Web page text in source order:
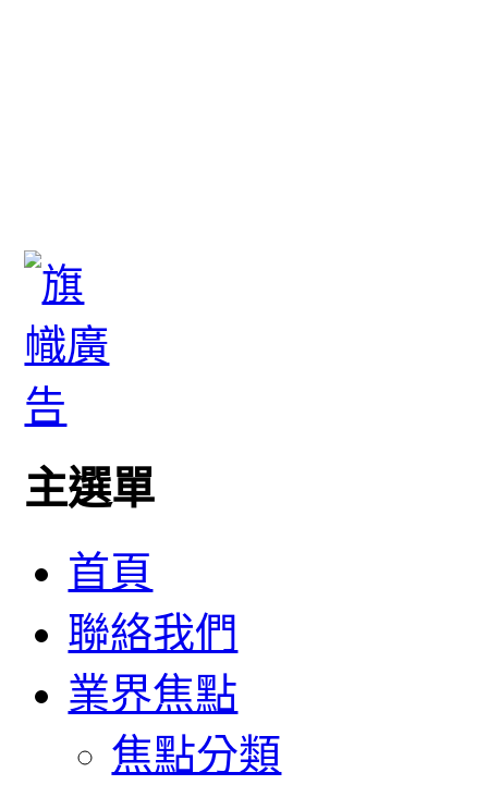
主選單
首頁
聯絡我們
業界焦點
焦點分類